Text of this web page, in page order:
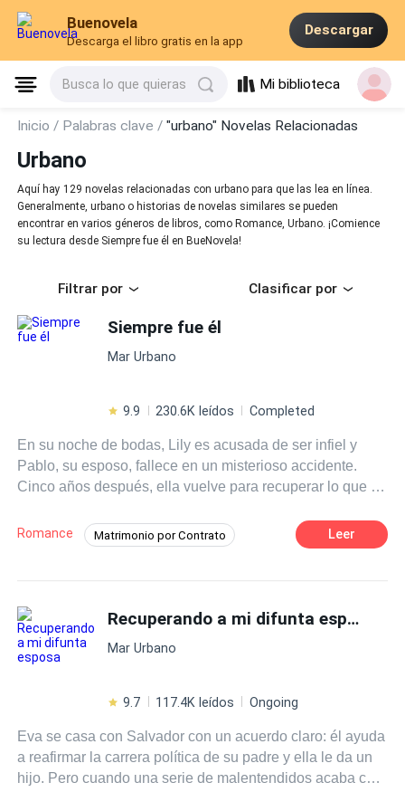
Buenovela
Descarga el libro gratis en la app
Descargar
Busca lo que quieras Mi biblioteca
Inicio / Palabras clave /"urbano" Novelas Relacionadas
Urbano
Aquí hay 129 novelas relacionadas con urbano para que las lea en línea.
Generalmente, urbano o historias de novelas similares se pueden
encontrar en varios géneros de libros, como Romance, Urbano. ¡Comience
su lectura desde Siempre fue él en BueNovela!
Filtrar por Clasificar por
Siempre fue él
Mar Urbano
9.9 230.6K leídos Completed
En su noche de bodas, Lily es acusada de ser infiel y
Pablo, su esposo, fallece en un misterioso accidente.
Cinco años después, ella vuelve para recuperar lo que es
Vermont no está dispuesto a ignorar los sucesos de
aquella noche, ni aunque los muertos se levanten de sus
Romance Matrimonio por Contrato
Romance oscuro Venganza CEO
Leer
Recuperando a mi difunta esposa
Mar Urbano
9.7 117.4K leídos Ongoing
Eva se casa con Salvador con un acuerdo claro: él ayuda
a reafirmar la carrera política de su padre y ella le da un
hijo. Pero cuando una serie de malentendidos acaba con